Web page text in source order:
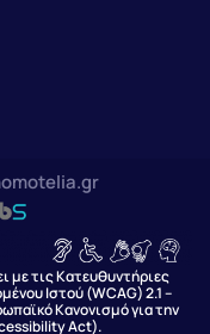
με τις Κατευθυντήριες
Ιστού (WCAG) 2.1 –
Κανονισμό για την
Act).